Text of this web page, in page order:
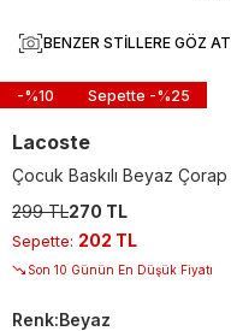
BENZER STILLERE GÖZ AT
-%10 Sepette -%25
Lacoste
Çocuk Baskılı Beyaz Çorap
299 TL270 TL
Sepette: 202 TL
Son 10 Günün En Düşük Fiyatı
Renk:Beyaz